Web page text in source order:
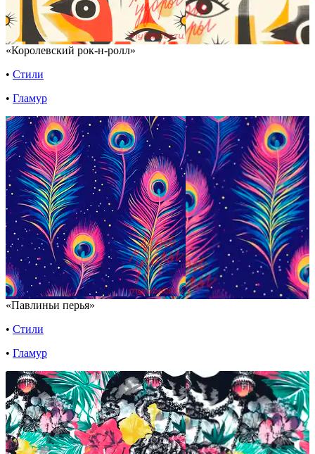
«Королевский рок-н-ролл»
• Стили
• Гламур
«Павлиньи перья»
• Стили
• Гламур